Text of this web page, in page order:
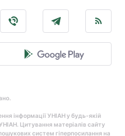
інформації УНІАН у будь-якій
Цитування матеріалів сайту
систем гіперпосилання на